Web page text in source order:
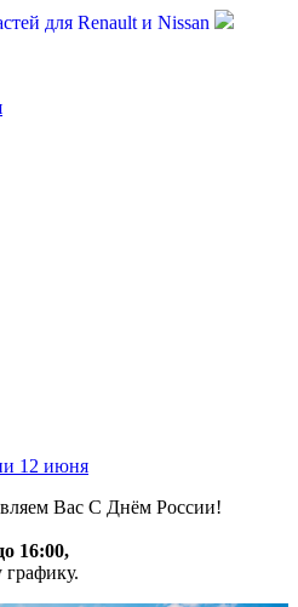
для Renault и Nissan
12 июня
Вас С Днём России!
16:00,